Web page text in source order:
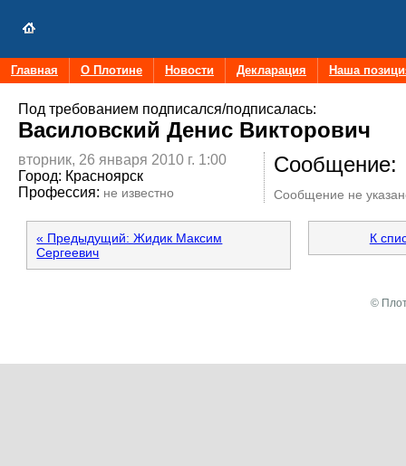
Главная О Плотине Новости Декларация Наша
Под требованием подписался/подписалась:
Василовский Денис Викторович
Сообщение:
Сообщение не
вторник, 26 января 2010 г. 1:00
Город: Красноярск
Профессия: не известно
« Предыдущий: Жидик Максим
Сергеевич
К
©